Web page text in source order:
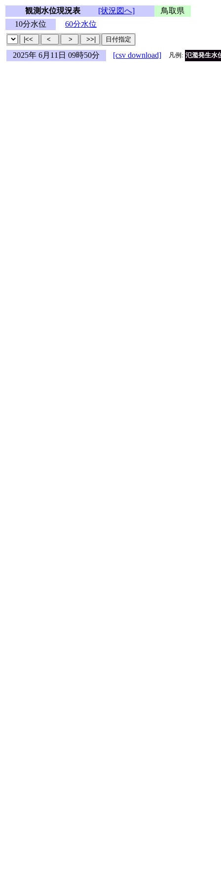
観測水位現況表 [状況図へ]
鳥取県
10分水位
60分水位
2025年 6月11日 09時50分 [csv download] 凡例: 氾濫発生水